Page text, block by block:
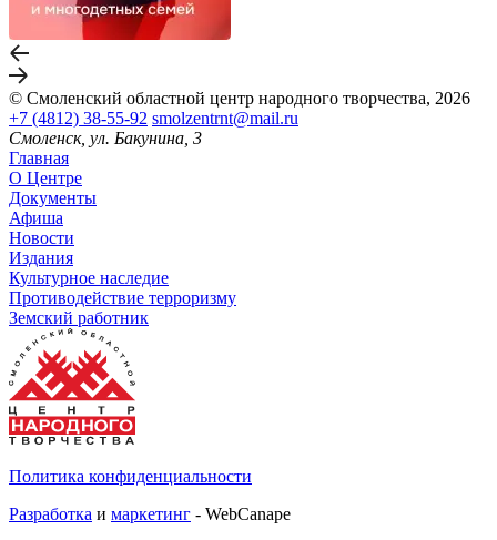
© Смоленский областной центр народного творчества, 2026
+7 (4812) 38-55-92 smolzentrnt@mail.ru
Смоленск, ул. Бакунина, 3
Главная
О Центре
Документы
Афиша
Новости
Издания
Культурное наследие
Противодействие терроризму
Земский работник
Политика конфиденциальности
Разработка и маркетинг - WebCanape